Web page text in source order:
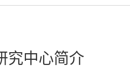
究中心简介